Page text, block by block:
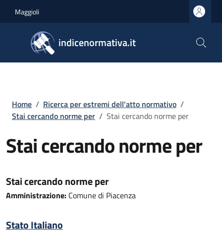
Maggioli
indicenormativa.it
Briciole di pane
Home / Ricerca per estremi dell'atto normativo /
Stai cercando norme per / Stai cercando norme per
Stai cercando norme per
Stai cercando norme per
Amministrazione: Comune di Piacenza
Stato Italiano